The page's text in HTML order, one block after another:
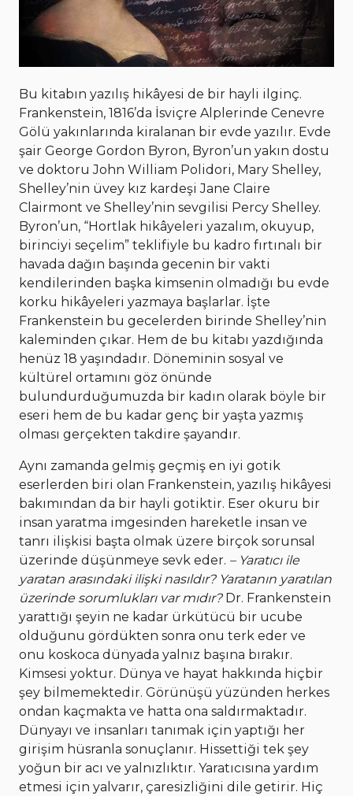
Bu kitabın yazılış hikâyesi de bir hayli ilginç.
Frankenstein, 1816’da İsviçre Alplerinde Cenevre
Gölü yakınlarında kiralanan bir evde yazılır. Evde
şair George Gordon Byron, Byron’un yakın dostu
ve doktoru John William Polidori, Mary Shelley,
Shelley’nin üvey kız kardeşi Jane Claire
Clairmont ve Shelley’nin sevgilisi Percy Shelley.
Byron’un, “Hortlak hikâyeleri yazalım, okuyup,
birinciyi seçelim” teklifiyle bu kadro fırtınalı bir
havada dağın başında gecenin bir vakti
kendilerinden başka kimsenin olmadığı bu evde
korku hikâyeleri yazmaya başlarlar. İşte
Frankenstein bu gecelerden birinde Shelley’nin
kaleminden çıkar. Hem de bu kitabı yazdığında
henüz 18 yaşındadır. Döneminin sosyal ve
kültürel ortamını göz önünde
bulundurduğumuzda bir kadın olarak böyle bir
eseri hem de bu kadar genç bir yaşta yazmış
olması gerçekten takdire şayandır.
Aynı zamanda gelmiş geçmiş en iyi gotik
eserlerden biri olan Frankenstein, yazılış hikâyesi
bakımından da bir hayli gotiktir. Eser okuru bir
insan yaratma imgesinden hareketle insan ve
tanrı ilişkisi başta olmak üzere birçok sorunsal
üzerinde düşünmeye sevk eder. – Yaratıcı ile
yaratan arasındaki ilişki nasıldır? Yaratanın yaratılan
üzerinde sorumlukları var mıdır?Dr. Frankenstein
yarattığı şeyin ne kadar ürkütücü bir ucube
olduğunu gördükten sonra onu terk eder ve
onu koskoca dünyada yalnız başına bırakır.
Kimsesi yoktur. Dünya ve hayat hakkında hiçbir
şey bilmemektedir. Görünüşü yüzünden herkes
ondan kaçmakta ve hatta ona saldırmaktadır.
Dünyayı ve insanları tanımak için yaptığı her
girişim hüsranla sonuçlanır. Hissettiği tek şey
yoğun bir acı ve yalnızlıktır. Yaratıcısına yardım
etmesi için yalvarır, çaresizliğini dile getirir. Hiç